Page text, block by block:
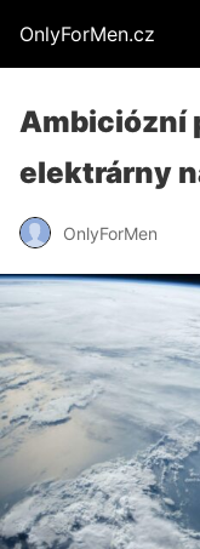
OnlyForMen.cz
Ambiciózní
elektrárny
OnlyForMen